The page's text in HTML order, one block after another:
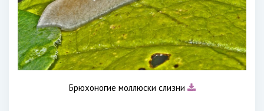
Брюхоногие моллюски слизни